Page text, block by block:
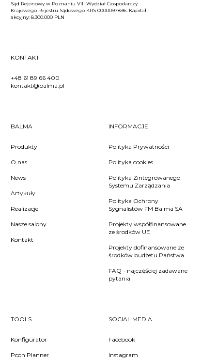
Sąd Rejonowy w Poznaniu VIII Wydział Gospodarczy
Krajowego Rejestru Sądowego KRS 0000097896. Kapitał
akcyjny: 8.300.000 PLN
KONTAKT
+48 61 89 66 400
kontakt@balma.pl
BALMA
Produkty
O nas
News
Artykuły
Realizacje
Nasze salony
Kontakt
INFORMACJE
Polityka Prywatności
Polityka cookies
Polityka Zintegrowanego
Systemu Zarządzania
Polityka Ochrony
Sygnalistów FM Balma SA
Projekty współfinansowane
ze środków UE
Projekty dofinansowane ze
środków budżetu Państwa
FAQ - najczęściej zadawane
pytania
TOOLS
Konfigurator
Pcon Planner
SOCIAL MEDIA
Facebook
Instagram